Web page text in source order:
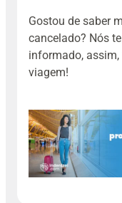
Gostou de saber
cancelado? Nós
informado,
viagem!